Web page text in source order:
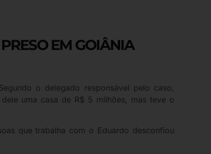
EM GOIÂNIA
o delegado responsável pelo caso,
uma casa de R$ 5 milhões, mas teve o
que trabalha com o Eduardo desconfiou